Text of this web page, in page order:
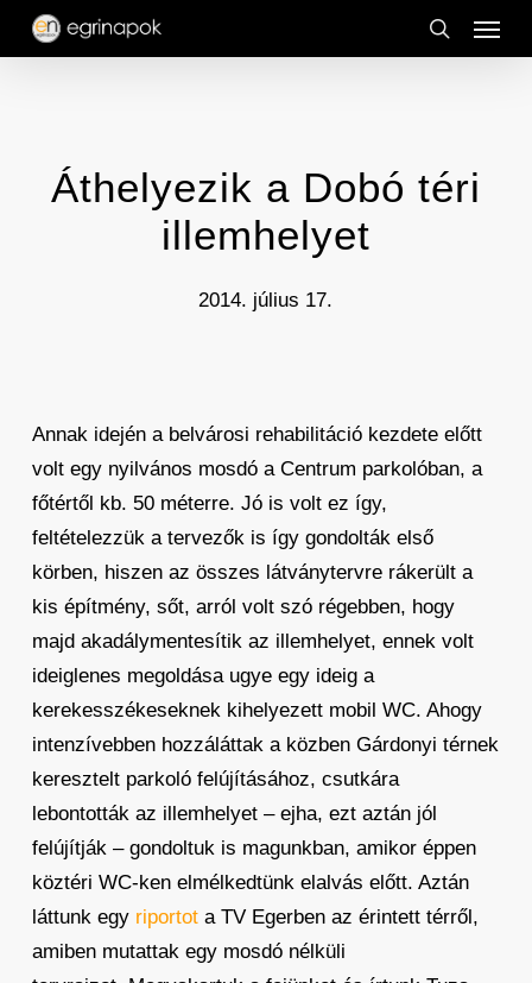
Skip
search
Menu
Áthelyezik a Dobó téri
illemhelyet
2014. július 17.
Annak idején a belvárosi rehabilitáció kezdete előtt
volt egy nyilvános mosdó a Centrum parkolóban, a
főtértől kb. 50 méterre. Jó is volt ez így,
feltételezzük a tervezők is így gondolták első
körben, hiszen az összes látványtervre rákerült a
kis építmény, sőt, arról volt szó régebben, hogy
majd akadálymentesítik az illemhelyet, ennek volt
ideiglenes megoldása ugye egy ideig a
kerekesszékeseknek kihelyezett mobil WC. Ahogy
intenzívebben hozzáláttak a közben Gárdonyi térnek
keresztelt parkoló felújításához, csutkára
lebontották az illemhelyet – ejha, ezt aztán jól
felújítják – gondoltuk is magunkban, amikor éppen
köztéri WC-ken elmélkedtünk elalvás előtt. Aztán
láttunk egy riportota TV Egerben az érintett térről,
amiben mutattak egy mosdó nélküli